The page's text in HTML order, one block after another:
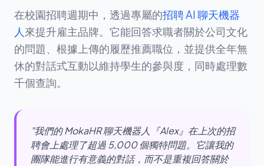
在校園招聘週期中，透過專屬的招聘 AI 聊天機器
人 來提升雇主品牌。它能回答求職者關於公司文化
的問題、根據上傳的履歷推薦職位，並提供全年無
休的對話式互動以維持學生的參與度，同時處理數
千個查詢。
"我們的 MokaHR 聊天機器人『Alex』在上次的招
聘會上處理了超過 5,000 個獨特問題。它讓我的
團隊能進行有意義的對話，而不是重複回答關於